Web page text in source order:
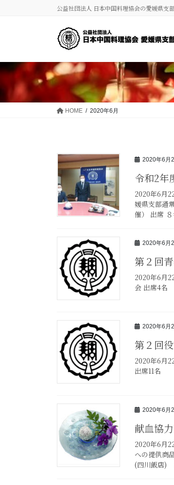
に
移
動
ョ
ン
に
公益社団法人 日本中国料理協会の愛媛県支部
HOME 2020年6月
2020年6月
令和2年
2020年6月
媛県支部通
催） 出席 ８
2020年6月
第２回
2020年6月
会 出席4名
2020年6月
第２回
2020年6月
出席11名
2020年6月
献血協
2020年6月
への提供商
(四川飯店)